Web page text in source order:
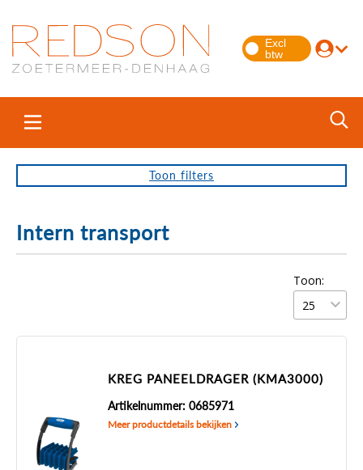
Toon filters
Intern transport
Toon:
KREG PANEELDRAGER (KMA3000)
Artikelnummer: 0685971
Meer productdetails bekijken